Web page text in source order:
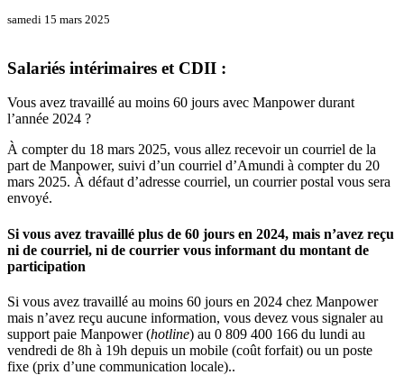
samedi 15 mars 2025
Salariés intérimaires et CDII :
Vous avez travaillé au moins 60 jours avec Manpower durant
l’année 2024 ?
À compter du 18 mars 2025, vous allez recevoir un courriel de la
part de Manpower, suivi d’un courriel d’Amundi à compter du 20
mars 2025. À défaut d’adresse courriel, un courrier postal vous sera
envoyé.
Si vous avez travaillé plus de 60 jours en 2024, mais n’avez reçu
ni de courriel, ni de courrier vous informant du montant de
participation
Si vous avez travaillé au moins 60 jours en 2024 chez Manpower
mais n’avez reçu aucune information, vous devez vous signaler au
support paie Manpower (hotline) au 0 809 400 166 du lundi au
vendredi de 8h à 19h depuis un mobile (coût forfait) ou un poste
fixe (prix d’une communication locale)..